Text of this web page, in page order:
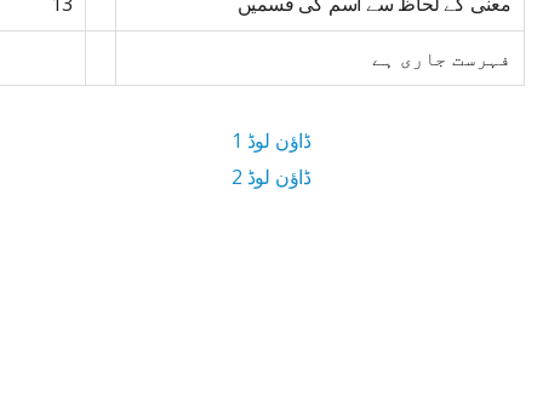
فہرست جاری ہے
ڈاؤن لوڈ 1
ڈاؤن لوڈ 2